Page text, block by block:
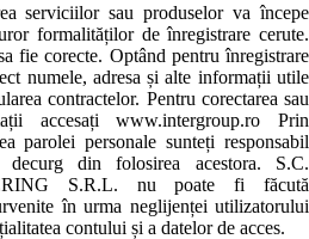
serviciilor sau produselor va începe
formalităților de înregistrare cerute.
fie corecte. Optând pentru înregistrare
numele, adresa și alte informații utile
contractelor. Pentru corectarea sau
accesați www.intergroup.ro Prin
parolei personale sunteți responsabil
din folosirea acestora. S.C.
S.R.L. nu poate fi făcută
în urma neglijenței utilizatorului
contului și a datelor de acces.